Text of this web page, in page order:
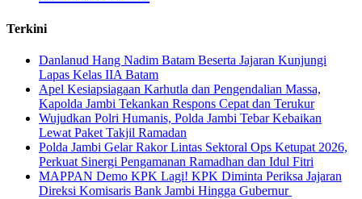
Terkini
Danlanud Hang Nadim Batam Beserta Jajaran Kunjungi
Lapas Kelas IIA Batam
Apel Kesiapsiagaan Karhutla dan Pengendalian Massa,
Kapolda Jambi Tekankan Respons Cepat dan Terukur
Wujudkan Polri Humanis, Polda Jambi Tebar Kebaikan
Lewat Paket Takjil Ramadan
Polda Jambi Gelar Rakor Lintas Sektoral Ops Ketupat 2026,
Perkuat Sinergi Pengamanan Ramadhan dan Idul Fitri
‎MAPPAN Demo KPK Lagi! KPK Diminta Periksa Jajaran
Direksi Komisaris Bank Jambi Hingga Gubernur ‎